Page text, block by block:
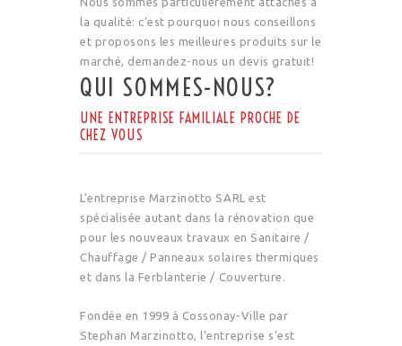
la qualité: c’est pourquoi nous conseillons
et proposons les meilleures produits sur le
marché, demandez-nous un devis gratuit!
QUI SOMMES-NOUS?
UNE ENTREPRISE FAMILIALE PROCHE DE
CHEZ VOUS
L’entreprise Marzinotto SARL est
spécialisée autant dans la rénovation que
pour les nouveaux travaux en Sanitaire /
Chauffage / Panneaux solaires thermiques
et dans la Ferblanterie / Couverture.
Fondée en 1999 à Cossonay-Ville par
Stephan Marzinotto, l’entreprise s’est